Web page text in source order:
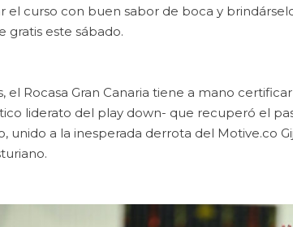
el curso con buen sabor de boca y
gratis este sábado.
el Rocasa Gran Canaria tiene a mano
liderato del play down- que recuperó el
unido a la inesperada derrota del Motive.co